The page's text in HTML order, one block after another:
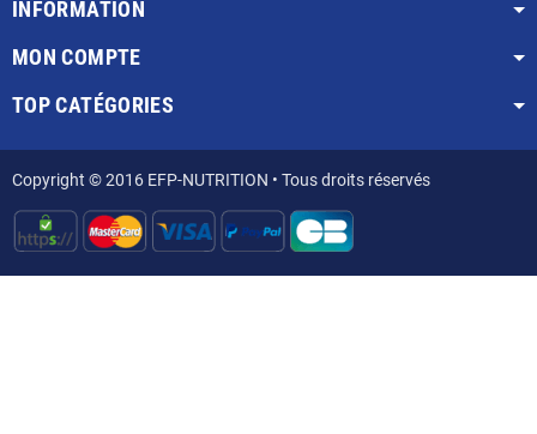
INFORMATION
MON COMPTE
TOP CATÉGORIES
Copyright © 2016 EFP-NUTRITION • Tous droits réservés